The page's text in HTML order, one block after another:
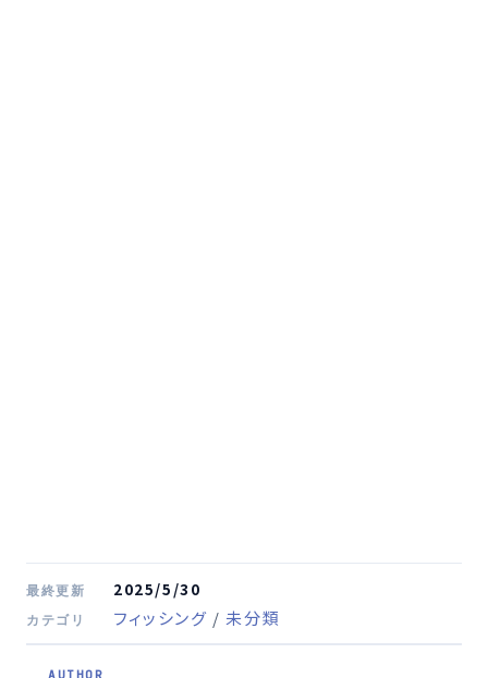
最終更新 2025/5/30
カテゴリ フィッシング / 未分類